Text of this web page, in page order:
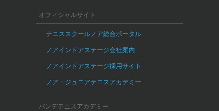
オフィシャルサイト
テニススクールノア総合ポータル
ノアインドアステージ会社案内
ノアインドアステージ採用サイト
ノア・ジュニアテニスアカデミー
バンデテニスアカデミー